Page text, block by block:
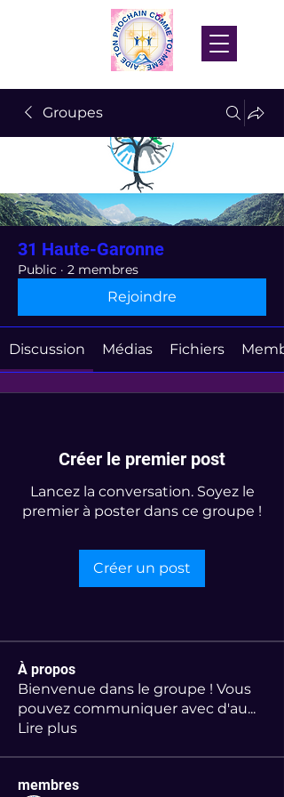
Groupes
31 Haute-Garonne
Public · 2 membres
Rejoindre
Discussion Médias Fichiers
Créer le premier post
Lancez la conversation. Soyez le
premier à poster dans ce groupe !
Créer un post
À propos
Bienvenue dans le groupe ! Vous
pouvez communiquer avec d'au...
Lire plus
membres